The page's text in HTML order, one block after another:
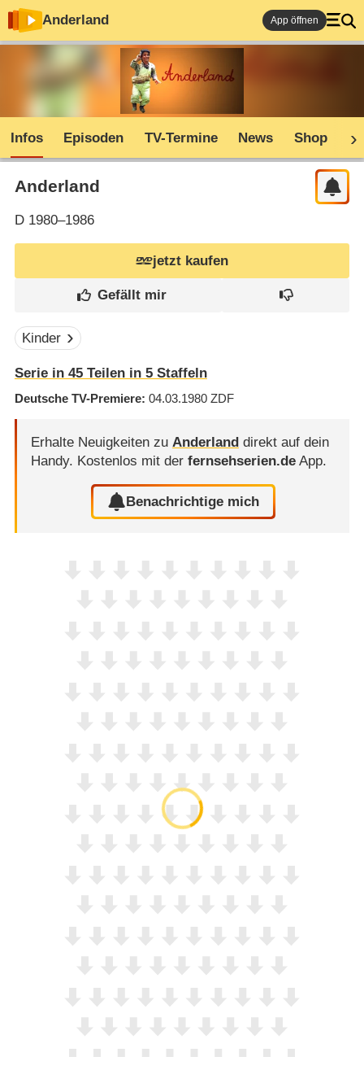
Anderland App öffnen
Infos Episoden TV-Termine News Shop
Anderland
D1980–1986
jetzt kaufen
Kinder
Serie in 45 Teilen in 5 Staffeln
Deutsche TV-Premiere 04.03.1980 ZDF
Erhalte Neuigkeiten zu Anderland direkt auf dein
Handy. Kostenlos mit der fernsehserien.deApp.
Benachrichtige mich